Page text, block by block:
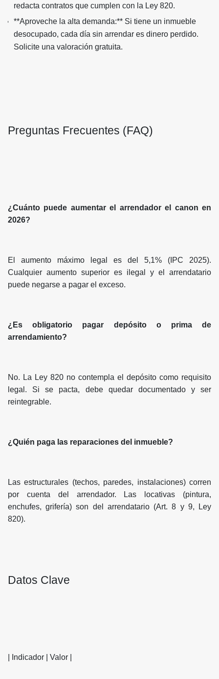
redacta contratos que cumplen con la Ley 820.
**Aproveche la alta demanda:** Si tiene un inmueble
desocupado, cada día sin arrendar es dinero perdido.
Solicite una valoración gratuita.
Preguntas Frecuentes (FAQ)
¿Cuánto puede aumentar el arrendador el canon en
2026?
El aumento máximo legal es del 5,1% (IPC 2025).
Cualquier aumento superior es ilegal y el arrendatario
puede negarse a pagar el exceso.
¿Es obligatorio pagar depósito o prima de
arrendamiento?
No. La Ley 820 no contempla el depósito como requisito
legal. Si se pacta, debe quedar documentado y ser
reintegrable.
¿Quién paga las reparaciones del inmueble?
Las estructurales (techos, paredes, instalaciones) corren
por cuenta del arrendador. Las locativas (pintura,
enchufes, grifería) son del arrendatario (Art. 8 y 9, Ley
820).
Datos Clave
| Indicador | Valor |